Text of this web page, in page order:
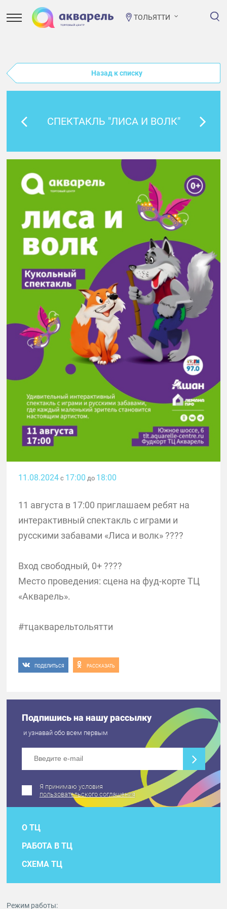
ТОЛЬЯТТИ
Назад к списку
СПЕКТАКЛЬ "ЛИСА И ВОЛК"
11.08.2024с 17:00 до 18:00
11 августа в 17:00 приглашаем ребят на
интерактивный спектакль с играми и
русскими забавами «Лиса и волк» ????
Вход свободный, 0+ ????
Место проведения: сцена на фуд-корте ТЦ
«Акварель».
#тцакварельтольятти
ПОДЕЛИТЬСЯ РАССКАЗАТЬ
Подпишись на нашу рассылку
и узнавай обо всем первым
Я принимаю условия
пользовательского соглашения
О ТЦ
РАБОТА В ТЦ
СХЕМА ТЦ
Режим работы: